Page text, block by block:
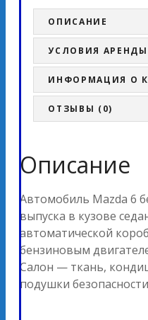
ОПИСАНИЕ
УСЛОВИЯ АРЕНДЫ
ИНФОРМАЦИЯ О
ОТЗЫВЫ (0)
Описание
Автомобиль Mazda 6
выпуска в кузове
автоматической
бензиновым
Салон — ткань,
подушки